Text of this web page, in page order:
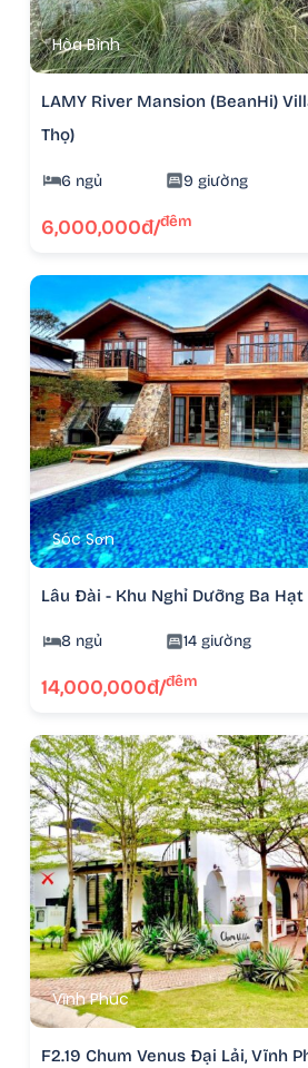
Hòa Bình
LAMY River Mansion (BeanHi)
Thọ)
6 ngủ 9 giường
6,000,000đ/đêm
Sóc Sơn
Lâu Đài - Khu Nghỉ Dưỡng Ba Hạt
8 ngủ 14 giường
14,000,000đ/đêm
Vĩnh Phúc
F2.19 Chum Venus Đại Lải, Vĩnh